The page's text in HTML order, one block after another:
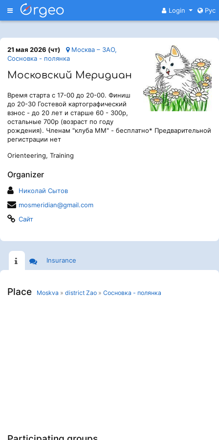
Меню Login Рус
21 мая 2026 (чт)
Москва – ЗАО,
Сосновка - полянка
Московский Меридиан
Время старта с 17-00 до 20-00. Финиш
до 20-30 Гостевой картографический
взнос - до 20 лет и старше 60 - 300р,
остальные 700р (возраст по году
рождения). Членам "клуба ММ" - бесплатно* Предварительной
регистрации нет
Orienteering, Training
Organizer
Николай Сытов
mosmeridian@gmail.com
Сайт
Insurance
Place Moskva » district Zao » Сосновка - полянка